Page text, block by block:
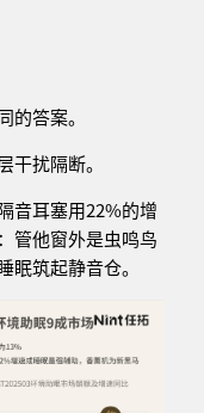
的答案。
干扰隔断。
音耳塞用22%的增
管他窗外是虫鸣鸟
眠筑起静音仓。